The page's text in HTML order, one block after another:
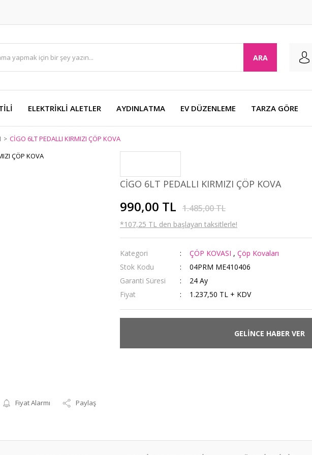
ARA
ELEKTRİKLİ ALETLER AYDINLATMA EV DÜZENLEME TARZA GÖRE
CİGO 6LT PEDALLI KIRMIZI ÇÖP KOVA
Fiyat Alarmı Paylaş
CİGO 6LT PEDALLI KIRMIZI ÇÖP KOVA
990,00 TL 1.485,00 TL
*107,25 TL den başlayan taksitlerle!
Kategori ÇÖP KOVASI , Çöp Kovaları
Stok Kodu
04PRM ME410406
Garanti Süresi
24 Ay
Fiyat
1.237,50 TL + KDV
GELİNCE HABER VER